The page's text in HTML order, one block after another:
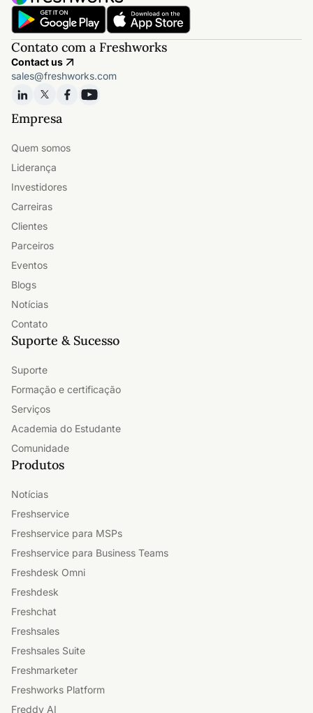
Contato com a Freshworks
Contact us
sales@freshworks.com
Empresa
Quem somos
Liderança
Investidores
Carreiras
Clientes
Parceiros
Eventos
Blogs
Notícias
Contato
Suporte & Sucesso
Suporte
Formação e certificação
Serviços
Academia do Estudante
Comunidade
Produtos
Notícias
Freshservice
Freshservice para MSPs
Freshservice para Business Teams
Freshdesk Omni
Freshdesk
Freshchat
Freshsales
Freshsales Suite
Freshmarketer
Freshworks Platform
Freddy AI